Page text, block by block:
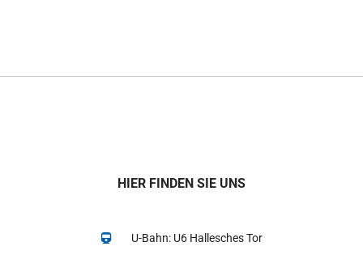
HIER FINDEN SIE UNS
U-Bahn: U6 Hallesches Tor